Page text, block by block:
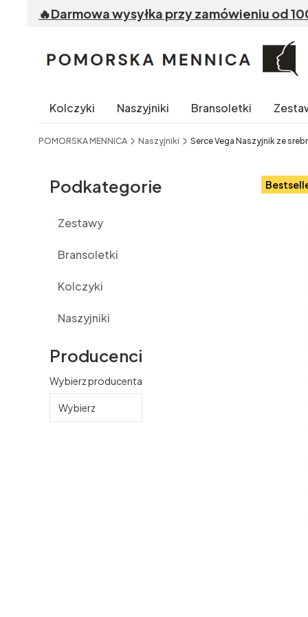
🔥Darmowa wysyłka przy zamówieniu od
Kolczyki Naszyjniki Bransoletki
POMORSKA MENNICA Naszyjniki Serce Vega Naszyjnik ze
Podkategorie
Zestawy
Bransoletki
Kolczyki
Naszyjniki
Producenci
Wybierz producenta
Wybierz
Etykiety